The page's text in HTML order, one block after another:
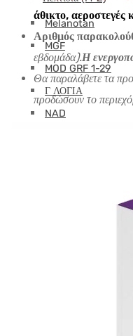
Melanotan
MGF
MOD GRF 1-29
Γ ΛΟΓΙΑ
NAD
άθικτο, αεροστεγές
Αριθμός
εβδομάδα).Η
Θα παραλάβετε τα
προδώσουν το